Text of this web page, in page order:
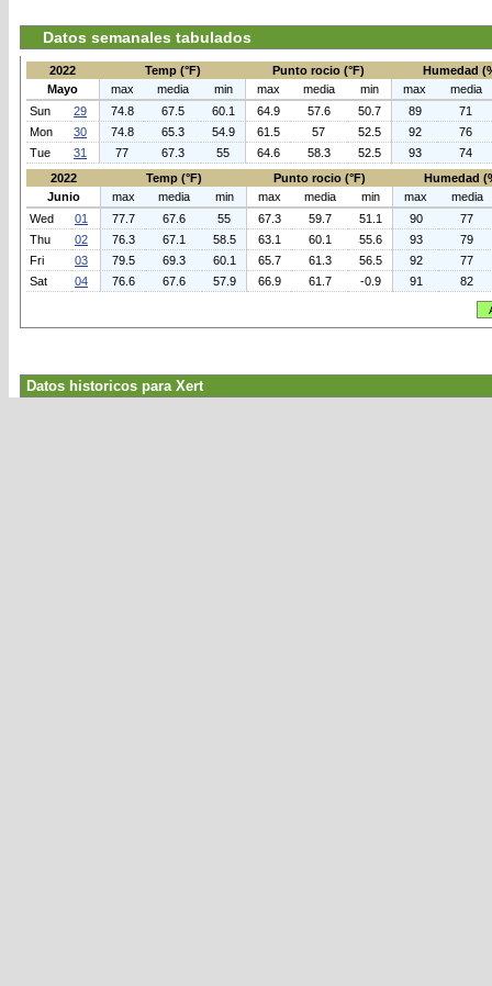
Datos semanales tabulados
2022 Temp (°F) Punto rocio (°F)
Humedad
Mayo
max media min max media min max
media
Sun
29 74.8 67.5 60.1 64.9 57.6 50.7 89
71
Mon
30 74.8 65.3 54.9 61.5 57 52.5 92
76
Tue
31 77 67.3 55 64.6 58.3 52.5 93
74
2022
Temp (°F) Punto rocio (°F)
Humedad
Junio
max media min max media min max
media
Wed
01 77.7 67.6 55 67.3 59.7 51.1 90
77
Thu
02 76.3 67.1 58.5 63.1 60.1 55.6 93
79
Fri
03 79.5 69.3 60.1 65.7 61.3 56.5 92
77
Sat
04 76.6 67.6 57.9 66.9 61.7 -0.9 91 82
Datos historicos para Xert